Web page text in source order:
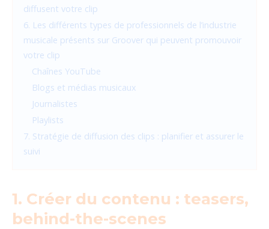
diffusent votre clip
6. Les différents types de professionnels de l’industrie
musicale présents sur Groover qui peuvent promouvoir
votre clip
Chaînes YouTube
Blogs et médias musicaux
Journalistes
Playlists
7. Stratégie de diffusion des clips : planifier et assurer le
suivi
1. Créer du contenu : teasers,
behind-the-scenes